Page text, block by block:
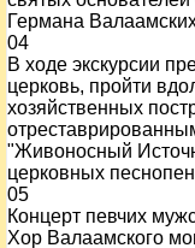
Германа
04
В ходе экскурсии
церковь, пройти
хозяйственных
"Живоносный
церковных
05
Концерт певчих
Хор Валаамского